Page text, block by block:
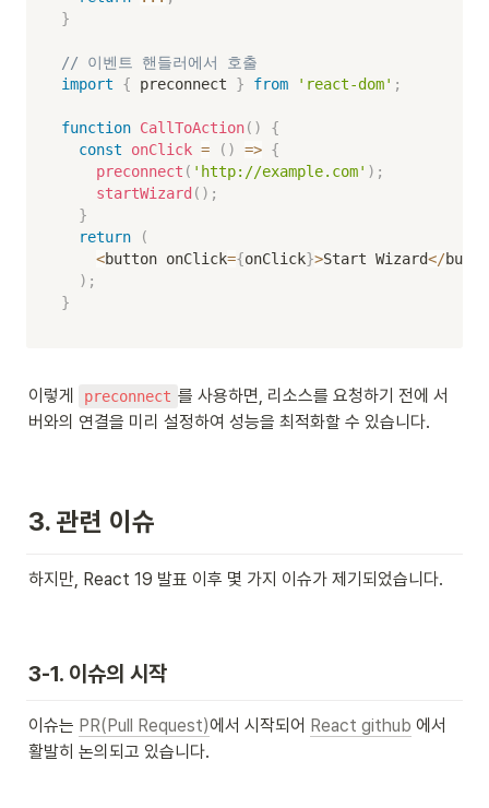
}
// 이벤트 핸들러에서 호출
import
{ preconnect } from 'react-dom' ;
function CallToAction( )
{
const
onClick = ( ) => {
preconnect ( 'http://example.com' ) ;
startWizard ( ) ;
}
return
(
<button onClick={onClick}>Start Wizard</
) ;
}
이렇게 preconnect 를 사용하면, 리소스를 요청하기 전에 서
버와의 연결을 미리 설정하여 성능을 최적화할 수 있습니다.
3. 관련 이슈
하지만, React 19 발표 이후 몇 가지 이슈가 제기되었습니다.
3-1. 이슈의 시작
이슈는 PR(Pull Request)에서 시작되어 React github 에서
활발히 논의되고 있습니다.